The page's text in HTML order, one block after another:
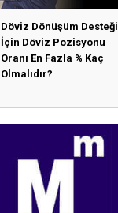
Döviz Dönüşüm Desteği
İçin Döviz Pozisyonu
Oranı En Fazla % Kaç
Olmalıdır?